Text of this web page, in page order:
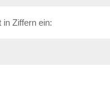
in Ziffern ein: